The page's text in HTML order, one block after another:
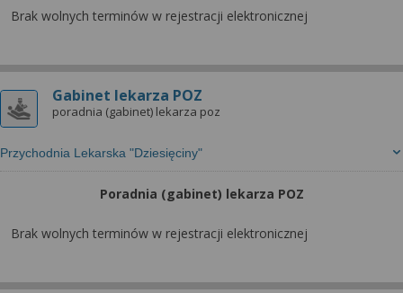
Brak wolnych terminów w rejestracji elektronicznej
Gabinet lekarza POZ
poradnia (gabinet) lekarza poz
Przychodnia Lekarska "Dziesięciny"
Poradnia (gabinet) lekarza POZ
Brak wolnych terminów w rejestracji elektronicznej
możesz też wycofać zgodę na przetwarzanie Twoich
dowiedzieć się więcej lub chcesz przeprowadzić
konfigurację szczegółową, to możesz tego dokonać
za pomocą „Ustawień zaawansowanych”.
narzędzi zewnętrznych w naszym serwisie